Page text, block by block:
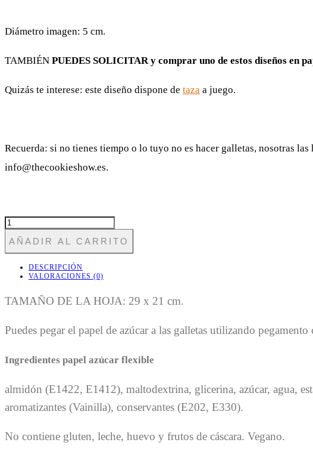
Diámetro imagen: 5 cm.
TAMBIÉN PUEDES SOLICITAR y comprar uno de estos diseños en
Quizás te interese: este diseño dispone de taza a juego.
Recuerda: si no tienes tiempo o lo tuyo no es hacer galletas, nosotras
info@thecookieshow.es.
NAV13
ORO-
ROSA
CANTIDAD
AÑADIR AL CARRITO
DESCRIPCIÓN
VALORACIONES (0)
TAMAÑO DE LA HOJA: 29 x 21 cm.
Puedes pegar el papel de azúcar a las galletas utilizando
Ingredientes papel azúcar flexible
almidón (E1422, E1412), maltodextrina, glicerina, azúcar, agua,
aromatizantes (Vainilla), conservantes (E202, E330).
No contiene gluten, leche, huevo y frutos de cáscara. Vegano.